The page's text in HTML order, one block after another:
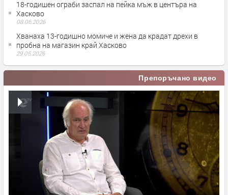
18-годишен ограби заспал на пейка мъж в центъра на
Хасково
08.06.2026
Хванаха 13-годишно момиче и жена да крадат дрехи в
пробна на магазин край Хасково
29.05.2026
Препоръчано видео